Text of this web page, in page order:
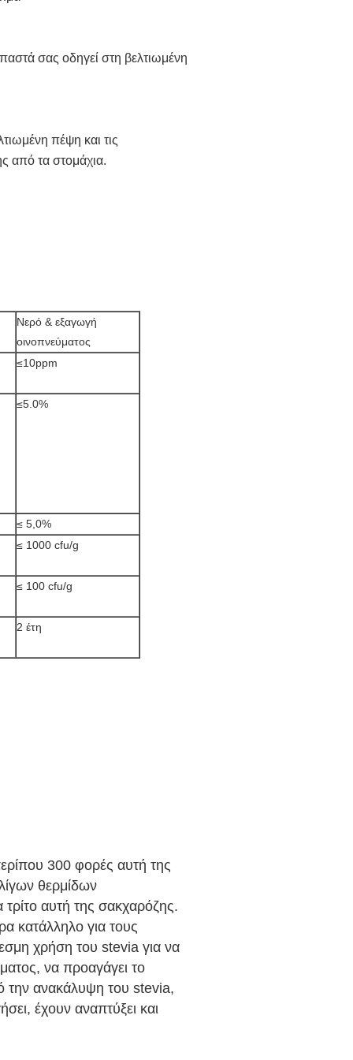
σας οδηγεί στη βελτιωμένη
πέψη και τις
από τα στομάχια.
Νερό & εξαγωγή
οινοπνεύματος
≤10ppm
≤5.0%
≤ 5,0%
≤ 1000 cfu/g
≤ 100 cfu/g
2 έτη
300 φορές αυτή της
θερμίδων
τρίτο αυτή της σακχαρόζης.
κατάλληλο για τους
χρήση του stevia για να
να προαγάγει το
την ανακάλυψη του stevia,
έχουν αναπτύξει και